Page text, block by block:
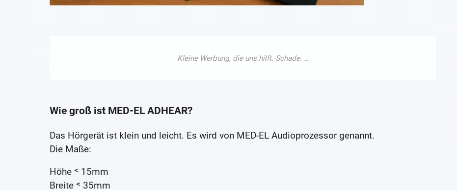
Wie groß ist MED-EL ADHEAR?
Das Hörgerät ist klein und leicht. Es wird von MED-EL Audioprozessor genannt.
Die Maße:
Höhe ˂ 15mm
Breite ˂ 35mm